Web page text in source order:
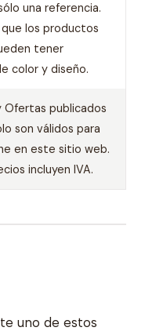
una referencia.
los productos
tener
color y diseño.
Ofertas publicados
son válidos para
en este sitio web.
incluyen IVA.
uno de estos